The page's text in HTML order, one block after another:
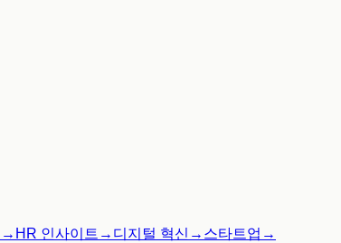
→ HR 인사이트 → 디지털 혁신 → 스타트업 →